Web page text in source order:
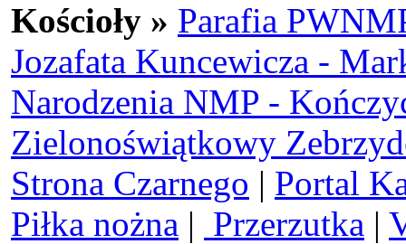
Kościoły » Parafia
Jozafata Kuncewicza -
Narodzenia NMP -
Zielonoświątkowy
Strona Czarnego | Portal
Piłka nożna | Przerzutka |